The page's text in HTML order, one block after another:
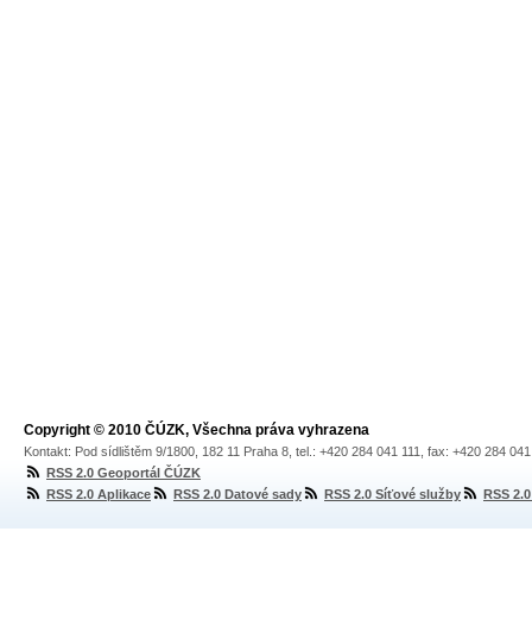
Copyright © 2010 ČÚZK, Všechna práva vyhrazena
Kontakt: Pod sídlištěm 9/1800, 182 11 Praha 8, tel.: +420 284 041 111, fax: +420 284
RSS 2.0 Geoportál ČÚZK
RSS 2.0 Aplikace
RSS 2.0 Datové sady RSS 2.0 Síťové služby RSS